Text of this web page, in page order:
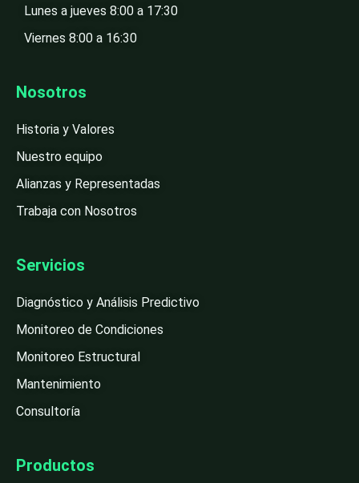
Lunes a jueves 8:00 a 17:30
Viernes 8:00 a 16:30
Nosotros
Historia y Valores
Nuestro equipo
Alianzas y Representadas
Trabaja con Nosotros
Servicios
Diagnóstico y Análisis Predictivo
Monitoreo de Condiciones
Monitoreo Estructural
Mantenimiento
Consultoría
Productos